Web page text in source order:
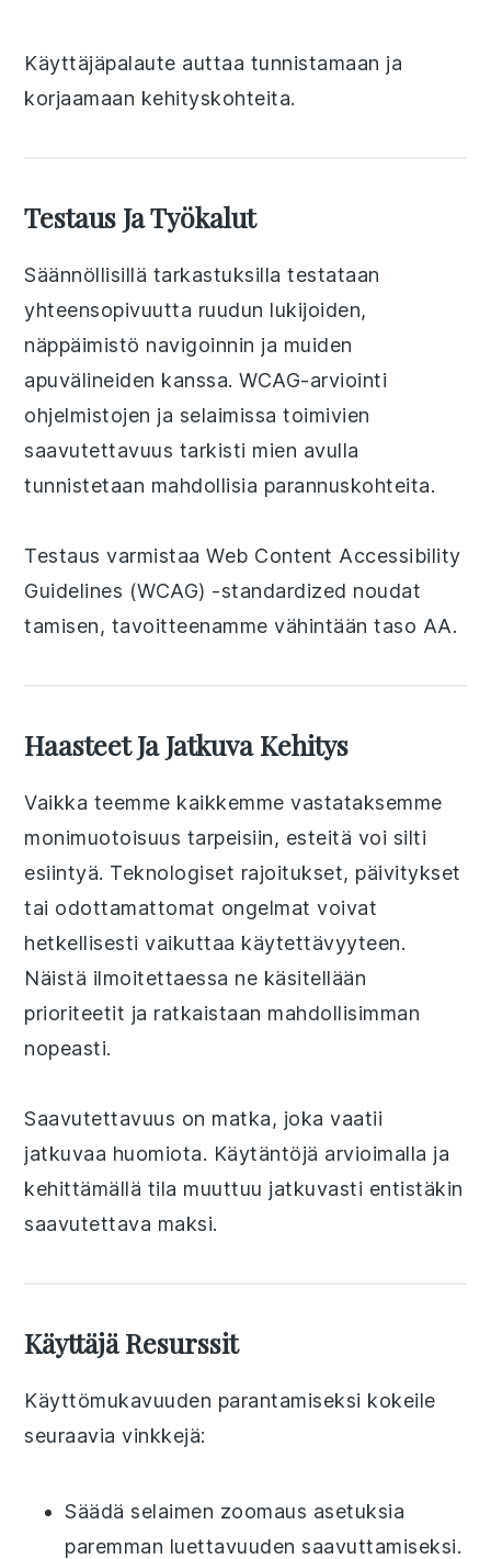
Käyttäjäpalaute auttaa tunnistamaan ja
korjaamaan kehityskohteita.
Testaus Ja Työkalut
Säännöllisillä tarkastuksilla testataan
yhteensopivuutta ruudun lukijoiden,
näppäimistö navigoinnin ja muiden
apuvälineiden kanssa. WCAG-arviointi
ohjelmistojen ja selaimissa toimivien
saavutettavuus tarkisti mien avulla
tunnistetaan mahdollisia parannuskohteita.
Testaus varmistaa Web Content Accessibility
Guidelines (WCAG) -standardized noudat
tamisen, tavoitteenamme vähintään taso AA.
Haasteet Ja Jatkuva Kehitys
Vaikka teemme kaikkemme vastataksemme
monimuotoisuus tarpeisiin, esteitä voi silti
esiintyä. Teknologiset rajoitukset, päivitykset
tai odottamattomat ongelmat voivat
hetkellisesti vaikuttaa käytettävyyteen.
Näistä ilmoitettaessa ne käsitellään
prioriteetit ja ratkaistaan mahdollisimman
nopeasti.
Saavutettavuus on matka, joka vaatii
jatkuvaa huomiota. Käytäntöjä arvioimalla ja
kehittämällä tila muuttuu jatkuvasti entistäkin
saavutettava maksi.
Käyttäjä Resurssit
Käyttömukavuuden parantamiseksi kokeile
seuraavia vinkkejä:
Säädä selaimen zoomaus asetuksia
paremman luettavuuden saavuttamiseksi.